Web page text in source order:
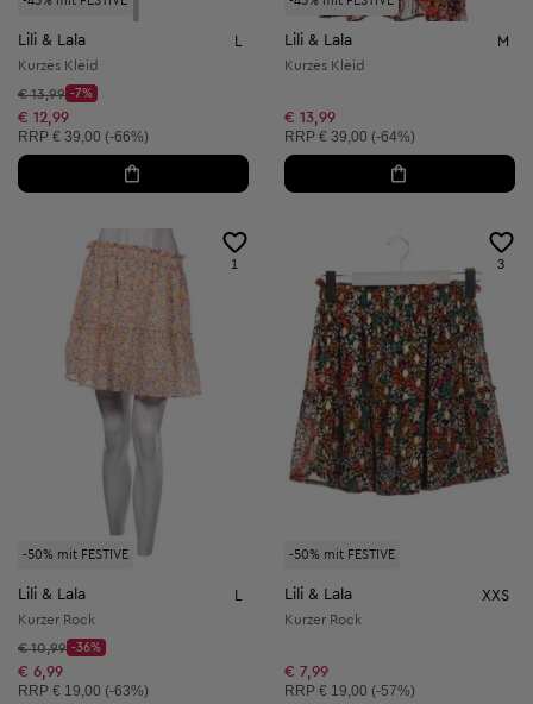
Lili & Lala L
Kurzes Kleid
Startpreis:
€ 13,99
Discount Price:
-7%
Reduzierter Preis:
€ 12,99
Unverbindliche Preisempfehlung:
RRP € 39,00 (-66%)
Lili & Lala M
Kurzes Kleid
€ 13,99
Unverbindliche Preisempfehlung:
RRP € 39,00 (-64%)
-50% mit FESTIVE
1
Lili & Lala L
Kurzer Rock
Startpreis:
€ 10,99
Discount Price:
-36%
Reduzierter Preis:
€ 6,99
Unverbindliche Preisempfehlung:
RRP € 19,00 (-63%)
-50% mit FESTIVE
3
Lili & Lala XXS
Kurzer Rock
€ 7,99
Unverbindliche Preisempfehlung:
RRP € 19,00 (-57%)